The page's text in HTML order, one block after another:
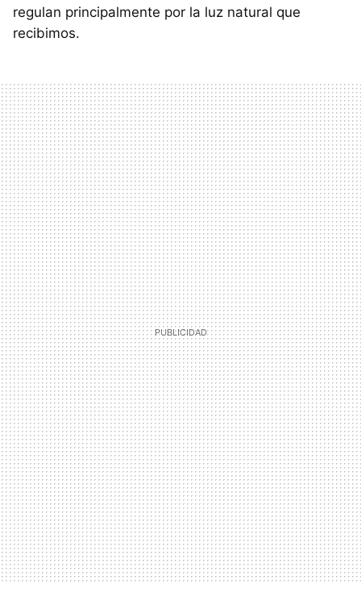
regulan principalmente por la luz natural que
recibimos.